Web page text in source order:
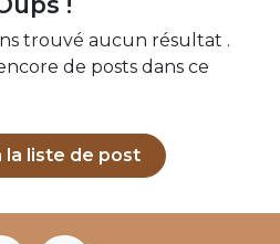
trouvé aucun résultat .
de posts dans ce
la liste de post